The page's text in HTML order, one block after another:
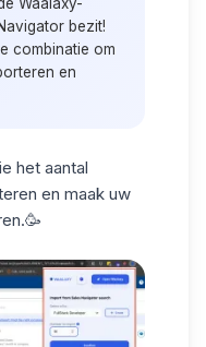
bezit!
combinatie om
en
het aantal
en maak uw